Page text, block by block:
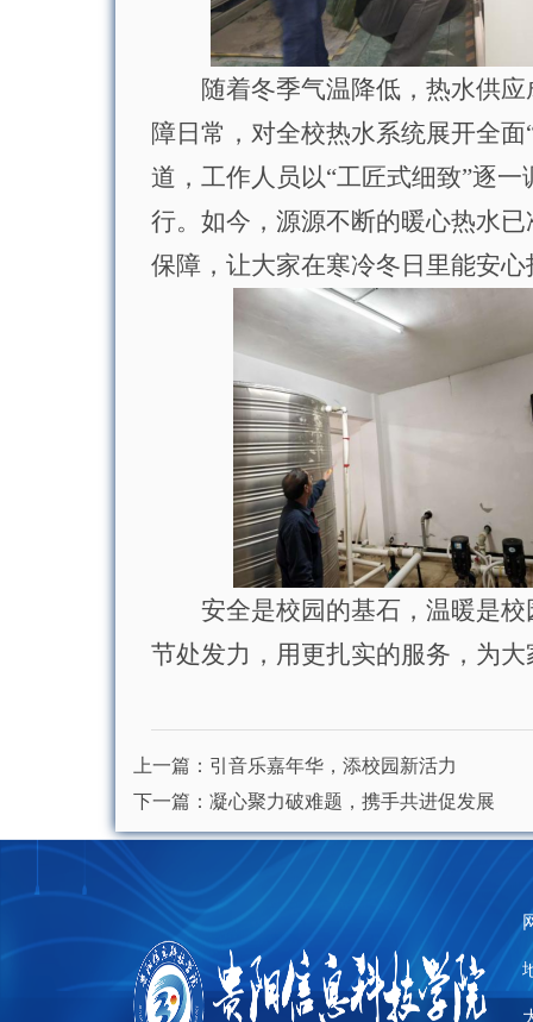
随着冬季气温降低，热水供
障日常，对全校热水系统展开全面
道，工作人员以“工匠式细致”逐
行。如今，源源不断的暖心热水
保障，让大家在寒冷冬日里能安
安全是校园的基石，温暖是
节处发力，用更扎实的服务，为
上一篇： 引音乐嘉年华，添校园新活力
下一篇： 凝心聚力破难题，携手共进促发展